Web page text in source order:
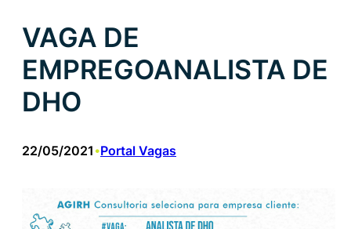
VAGA DE
EMPREGOANALISTA DE
DHO
22/05/2021 •Portal Vagas